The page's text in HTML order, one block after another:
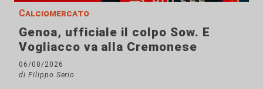
Calciomercato
Genoa, ufficiale il colpo Sow. E
Vogliacco va alla Cremonese
06/08/2026
di Filippo Serio